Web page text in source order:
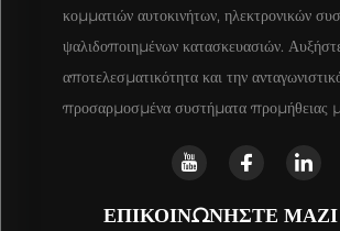
κομματιών αυτοκινήτων, ηλεκτρονικών
ψαλιδοποιημένων κατασκευασιών.
αποτελεσματικότητα και την
προσαρμοσμένα συστήματα προμήθειας
ΕΠΙΚΟΙΝΩΝΗΣΤΕ